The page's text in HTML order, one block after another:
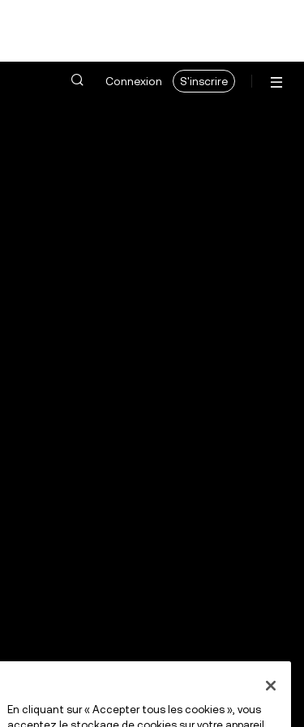
Connexion S'inscrire
En cliquant sur « Accepter tous les cookies », vous